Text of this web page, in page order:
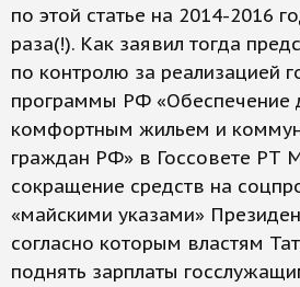
по этой статье на 2014-2016
раза(!). Как заявил тогда
по контролю за реализацией
программы РФ «Обеспечение
комфортным жильем и
граждан РФ» в Госсовете РТ
сокращение средств на
«майскими указами»
согласно которым властям
поднять зарплаты